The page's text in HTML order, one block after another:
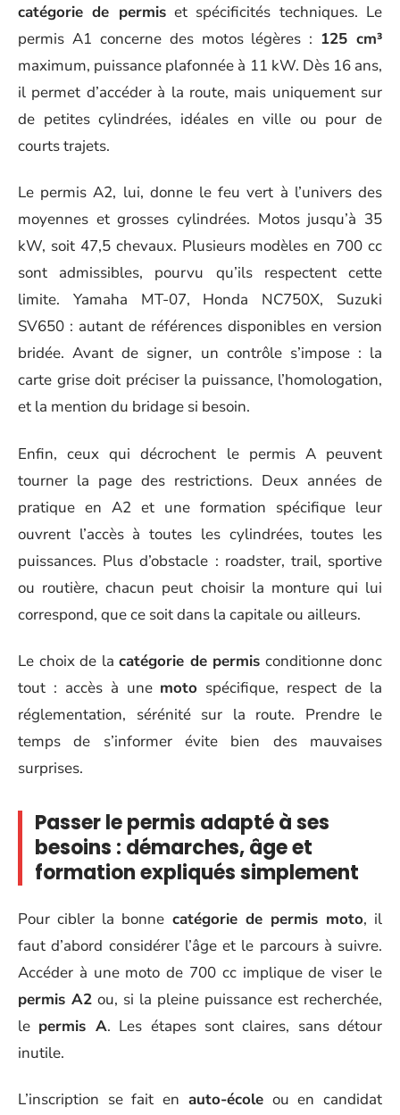
catégorie de permiset spécificités techniques. Le
permis A1 concerne des motos légères : 125 cm³
maximum, puissance plafonnée à 11 kW. Dès 16 ans,
il permet d’accéder à la route, mais uniquement sur
de petites cylindrées, idéales en ville ou pour de
courts trajets.
Le permis A2, lui, donne le feu vert à l’univers des
moyennes et grosses cylindrées. Motos jusqu’à 35
kW, soit 47,5 chevaux. Plusieurs modèles en 700 cc
sont admissibles, pourvu qu’ils respectent cette
limite. Yamaha MT-07, Honda NC750X, Suzuki
SV650 : autant de références disponibles en version
bridée. Avant de signer, un contrôle s’impose : la
carte grise doit préciser la puissance, l’homologation,
et la mention du bridage si besoin.
Enfin, ceux qui décrochent le permis A peuvent
tourner la page des restrictions. Deux années de
pratique en A2 et une formation spécifique leur
ouvrent l’accès à toutes les cylindrées, toutes les
puissances. Plus d’obstacle : roadster, trail, sportive
ou routière, chacun peut choisir la monture qui lui
correspond, que ce soit dans la capitale ou ailleurs.
Le choix de la catégorie de permis conditionne donc
tout : accès à une moto spécifique, respect de la
réglementation, sérénité sur la route. Prendre le
temps de s’informer évite bien des mauvaises
surprises.
Passer le permis adapté à ses
besoins : démarches, âge et
formation expliqués simplement
Pour cibler la bonne catégorie de permis moto, il
faut d’abord considérer l’âge et le parcours à suivre.
Accéder à une moto de 700 cc implique de viser le
permis A2 ou, si la pleine puissance est recherchée,
le permis A. Les étapes sont claires, sans détour
inutile.
L’inscription se fait en auto-écoleou en candidat